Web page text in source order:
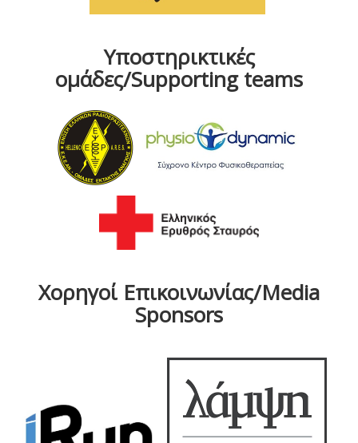
Υποστηρικτικές
ομάδες/Supporting teams
Χορηγοί Επικοινωνίας/Media
Sponsors